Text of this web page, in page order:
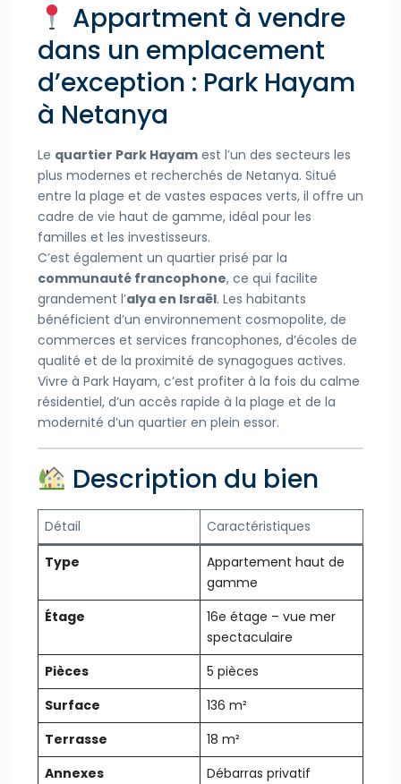
Appartment à vendre
dans un emplacement
d’exception : Park Hayam
à Netanya
Le quartier Park Hayam est l’un des secteurs les
plus modernes et recherchés de Netanya. Situé
entre la plage et de vastes espaces verts, il offre un
cadre de vie haut de gamme, idéal pour les
familles et les investisseurs.
C’est également un quartier prisé par la
communauté francophone, ce qui facilite
grandement l’alya en Israël. Les habitants
bénéficient d’un environnement cosmopolite, de
commerces et services francophones, d’écoles de
qualité et de la proximité de synagogues actives.
Vivre à Park Hayam, c’est profiter à la fois du calme
résidentiel, d’un accès rapide à la plage et de la
modernité d’un quartier en plein essor.
Description du bien
Détail
Caractéristiques
Type
Appartement haut de
gamme
Étage
16e étage – vue mer
spectaculaire
Pièces
5 pièces
Surface
136 m²
Terrasse
18 m²
Annexes
Débarras privatif